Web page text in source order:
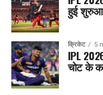
हुई
क्रिकेट 5
IPL
चोट के